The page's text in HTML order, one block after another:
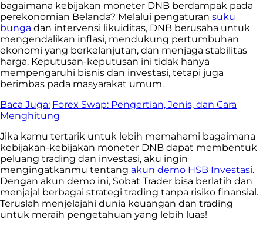
bagaimana kebijakan moneter DNB berdampak pada
perekonomian Belanda? Melalui pengaturan suku
bunga dan intervensi likuiditas, DNB berusaha untuk
mengendalikan inflasi, mendukung pertumbuhan
ekonomi yang berkelanjutan, dan menjaga stabilitas
harga. Keputusan-keputusan ini tidak hanya
mempengaruhi bisnis dan investasi, tetapi juga
berimbas pada masyarakat umum.
Baca Juga: Forex Swap: Pengertian, Jenis, dan Cara
Menghitung
Jika kamu tertarik untuk lebih memahami bagaimana
kebijakan-kebijakan moneter DNB dapat membentuk
peluang trading dan investasi, aku ingin
mengingatkanmu tentang akun demo HSB Investasi.
Dengan akun demo ini, Sobat Trader bisa berlatih dan
menjajal berbagai strategi trading tanpa risiko finansial.
Teruslah menjelajahi dunia keuangan dan trading
untuk meraih pengetahuan yang lebih luas!